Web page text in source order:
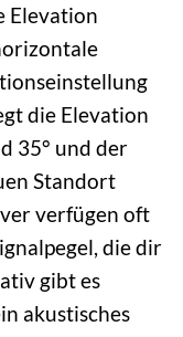
Elevation
die Elevation
35° und der
Standort
verfügen oft
die dir
gibt es
akustisches